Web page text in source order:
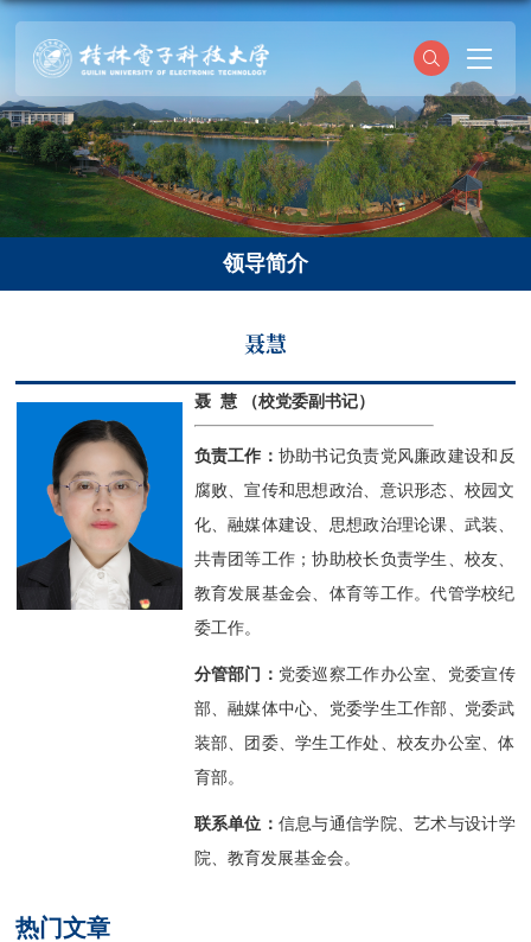
领导简介
热门文章
聂慧
聂 慧 （校党委副书记）
负责工作： 协助书记负责党风廉政建设和反
腐败、宣传和思想政治、意识形态、校园文
化、融媒体建设、思想政治理论课、武装、
共青团等工作；协助校长负责学生、校友、
教育发展基金会、体育等工作。代管学校纪
委工作。
分管部门： 党委巡察工作办公室、党委宣传
部、融媒体中心、党委学生工作部、党委武
装部、团委、学生工作处、校友办公室、体
育部。
联系单位： 信息与通信学院、艺术与设计学
院、教育发展基金会。